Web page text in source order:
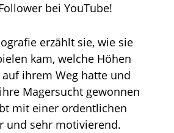
bei YouTube!
erzählt sie, wie sie
kam, welche Höhen
ihrem Weg hatte und
Magersucht gewonnen
mit einer ordentlichen
und sehr motivierend.